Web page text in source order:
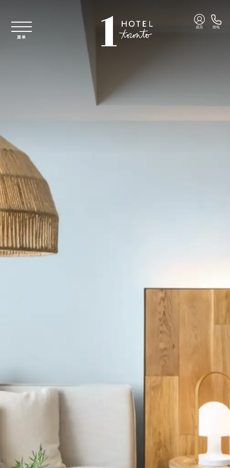
菜单
成员 致电